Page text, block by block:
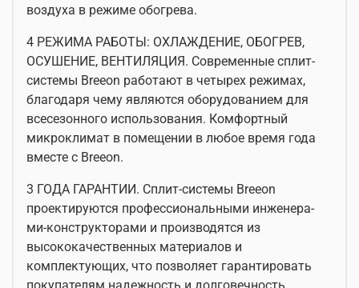
воздуха в режиме обогрева.
4 РЕЖИМА РАБОТЫ: ОХЛАЖДЕНИЕ, ОБОГРЕВ,
ОСУШЕНИЕ, ВЕНТИЛЯЦИЯ. Современные сплит-
системы Breeon работают в четырех режимах,
благодаря чему являются оборудованием для
всесезонного использования. Комфортный
микроклимат в помещении в любое время года
вместе с Breeon.
3 ГОДА ГАРАНТИИ. Сплит-системы Breeon
проектируются профессиональными инженера-
ми-конструкторами и производятся из
высококачественных материалов и
комплектующих, что позволяет гарантировать